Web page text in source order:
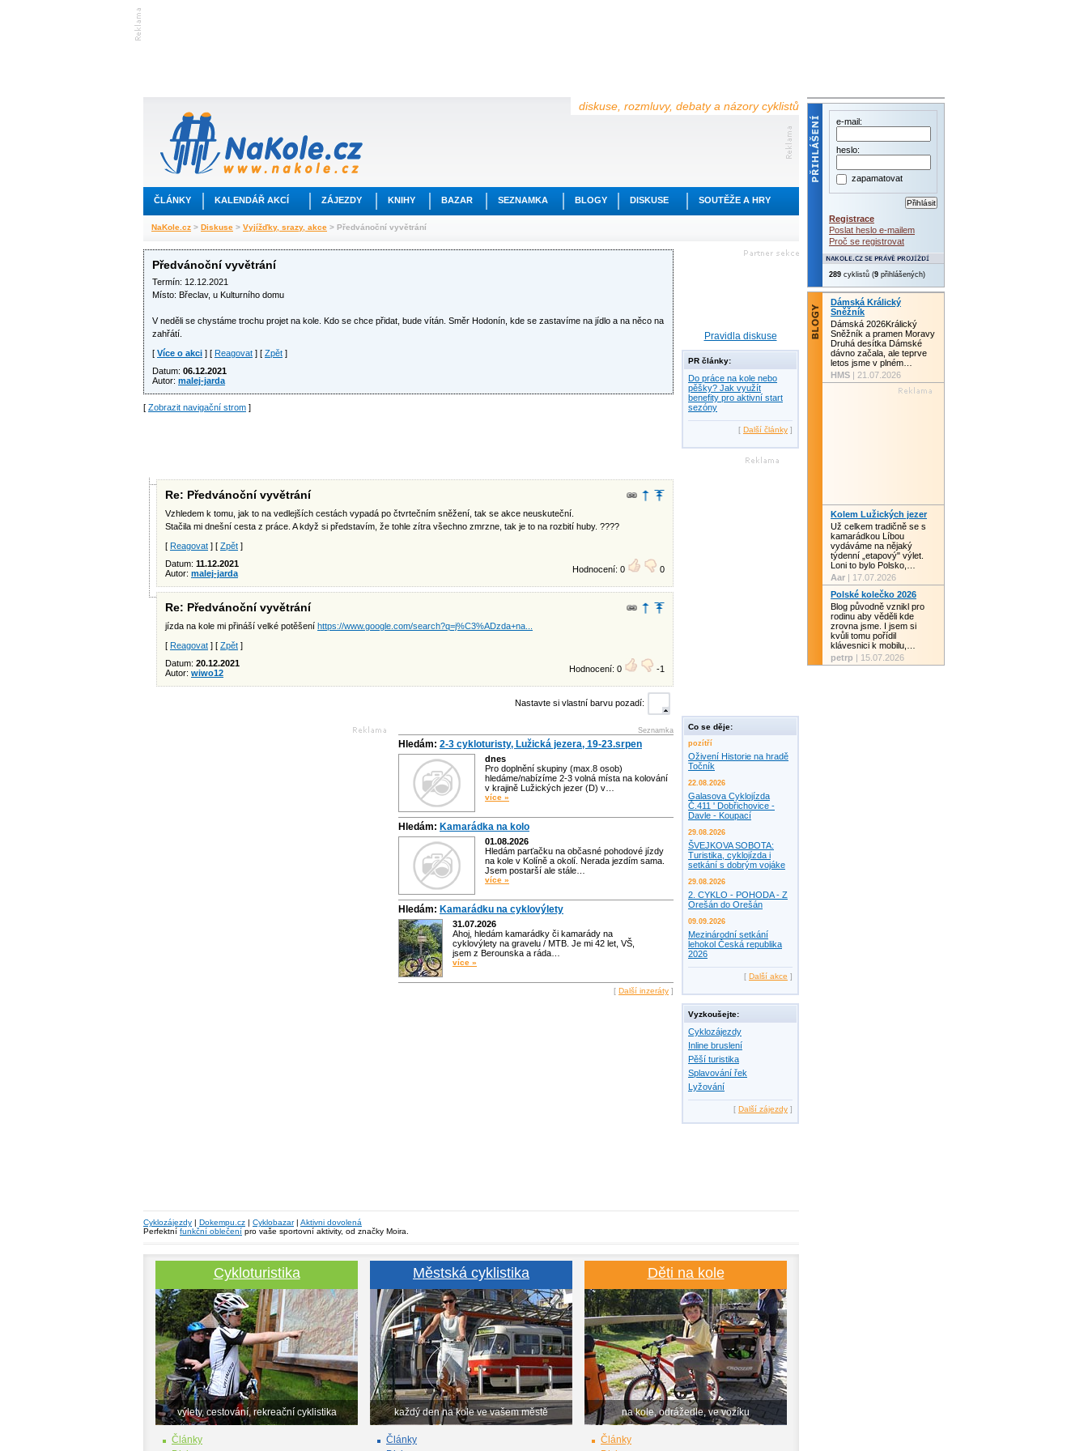
diskuse, rozmluvy, debaty a názory cyklistů
ČLÁNKY KALENDÁŘ AKCÍ ZÁJEZDY KNIHY BAZAR SEZNAMKA BLOGY DISKUSE SOUTĚŽE A HRY
NaKole.cz > Diskuse > Vyjížďky, srazy, akce > Předvánoční vyvětrání
Předvánoční vyvětrání
Termín: 12.12.2021
Místo: Břeclav, u Kulturního domu
V neděli se chystáme trochu projet na kole. Kdo se chce přidat, bude vítán. Směr Hodonín, kde se zastavíme na jídlo a na něco na
zahřátí.
[ Více o akci ] [ Reagovat ] [ Zpět ]
Datum: 06.12.2021
Autor: malej-jarda
[ Zobrazit navigační strom ]
Re: Předvánoční vyvětrání
Vzhledem k tomu, jak to na vedlejších cestách vypadá po čtvrtečním sněžení, tak se akce neuskuteční.
Stačila mi dnešní cesta z práce. A když si představím, že tohle zítra všechno zmrzne, tak je to na rozbití huby. ????
[ Reagovat ] [ Zpět ]
Datum: 11.12.2021
Autor: malej-jarda Hodnocení: 0 0
Re: Předvánoční vyvětrání
jízda na kole mi přináší velké potěšení https://www.google.com/search?q=j%C3%ADzda+na...
[ Reagovat ] [ Zpět ]
Datum: 20.12.2021
Autor: wiwo12 Hodnocení: 0 -1
Nastavte si vlastní barvu pozadí:
Seznamka
Hledám: 2-3 cykloturisty, Lužická jezera, 19-23.srpen
dnes
Pro doplnění skupiny (max.8 osob)
hledáme/nabízíme 2-3 volná místa na kolování
v krajině Lužických jezer (D) v…
více »
Hledám: Kamarádka na kolo
01.08.2026
Hledám parťačku na občasné pohodové jízdy
na kole v Kolíně a okolí. Nerada jezdím sama.
Jsem postarší ale stále…
více »
Hledám: Kamarádku na cyklovýlety
31.07.2026
Ahoj, hledám kamarádky či kamarády na
cyklovýlety na gravelu / MTB. Je mi 42 let, VŠ,
jsem z Berounska a ráda…
více »
[ Další inzeráty ]
Pravidla diskuse
PR články:
Do práce na kole nebo
pěšky? Jak využít
benefity pro aktivní start
sezóny
[ Další články ]
Co se děje:
pozítří
Oživení Historie na hradě
Točník
22.08.2026
Galasova Cyklojízda
Č.411 ' Dobřichovice -
Davle - Koupací
29.08.2026
ŠVEJKOVA SOBOTA:
Turistika, cyklojízda i
setkání s dobrým vojáke
29.08.2026
2. CYKLO - POHODA - Z
Orešán do Orešán
09.09.2026
Mezinárodní setkání
lehokol Česká republika
2026
[ Další akce ]
Vyzkoušejte:
Cyklozájezdy
Inline bruslení
Pěší turistika
Splavování řek
Lyžování
[ Další zájezdy ]
Cyklozájezdy | Dokempu.cz | Cyklobazar| Aktivni dovolená
Perfektní funkční oblečení pro vaše sportovní aktivity, od značky Moira.
Cykloturistika
výlety, cestování, rekreační cyklistika
Články
Městská cyklistika
každý den na kole ve vašem městě
Články
Děti na kole
na kole, odrážedle, ve vozíku
Články
e-mail:
heslo:
zapamatovat
Registrace
Poslat heslo e-mailem
Proč se registrovat
289 cyklistů (9 přihlášených)
Dámská Králický
Sněžník
Dámská 2026Králický
Sněžník a pramen Moravy
Druhá desítka Dámské
dávno začala, ale teprve
letos jsme v plném…
HMS | 21.07.2026
Kolem Lužických jezer
Už celkem tradičně se s
kamarádkou Líbou
vydáváme na nějaký
týdenní „etapový" výlet.
Loni to bylo Polsko,…
Aar | 17.07.2026
Polské kolečko 2026
Blog původně vznikl pro
rodinu aby věděli kde
zrovna jsme. I jsem si
kvůli tomu pořídil
klávesnici k mobilu,…
petrp | 15.07.2026